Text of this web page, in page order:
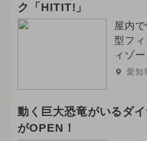
ク「HITIT!」
屋内
型フ
ィゾ
愛知
動く巨大恐竜がいるダ
がOPEN！